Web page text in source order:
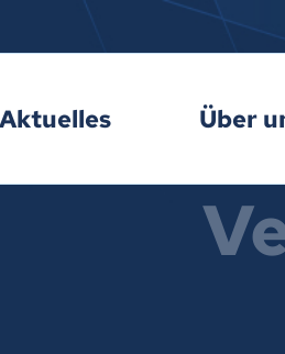
Aktuelles Über